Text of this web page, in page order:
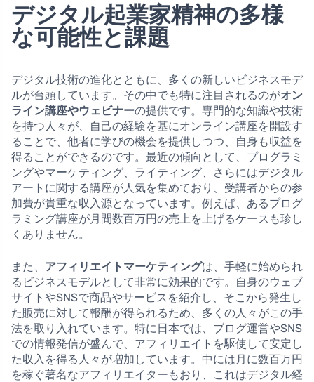
デジタル起業家精神の多様
な可能性と課題
デジタル技術の進化とともに、多くの新しいビジネスモデ
ルが台頭しています。その中でも特に注目されるのがオン
ライン講座やウェビナーの提供です。専門的な知識や技術
を持つ人々が、自己の経験を基にオンライン講座を開設す
ることで、他者に学びの機会を提供しつつ、自身も収益を
得ることができるのです。最近の傾向として、プログラミ
ングやマーケティング、ライティング、さらにはデジタル
アートに関する講座が人気を集めており、受講者からの参
加費が貴重な収入源となっています。例えば、あるプログ
ラミング講座が月間数百万円の売上を上げるケースも珍し
くありません。
また、 アフィリエイトマーケティングは、手軽に始められ
るビジネスモデルとして非常に効果的です。自身のウェブ
サイトやSNSで商品やサービスを紹介し、そこから発生し
た販売に対して報酬が得られるため、多くの人々がこの手
法を取り入れています。特に日本では、ブログ運営やSNS
での情報発信が盛んで、アフィリエイトを駆使して安定し
た収入を得る人々が増加しています。中には月に数百万円
を稼ぐ著名なアフィリエイターもおり、これはデジタル経